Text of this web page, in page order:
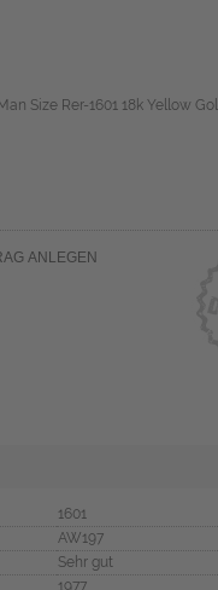
Size Rer-1601 18k Yellow
ANLEGEN
1601
AW197
Sehr gut
1977